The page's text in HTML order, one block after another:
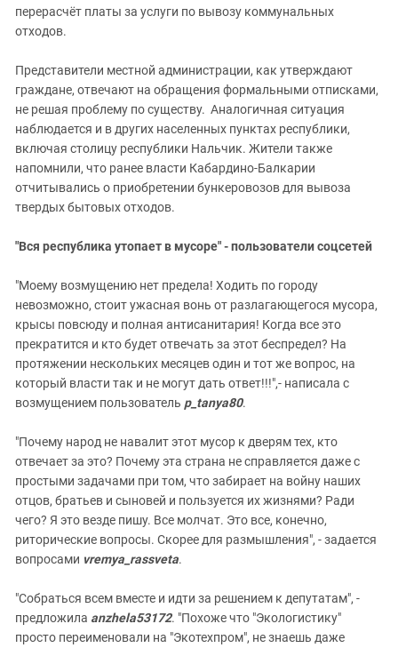
перерасчёт платы за услуги по вывозу коммунальных
отходов.
Представители местной администрации, как утверждают
граждане, отвечают на обращения формальными отписками,
не решая проблему по существу. Аналогичная ситуация
наблюдается и в других населенных пунктах республики,
включая столицу республики Нальчик. Жители также
напомнили, что ранее власти Кабардино-Балкарии
отчитывались о приобретении бункеровозов для вывоза
твердых бытовых отходов.
"Вся республика утопает в мусоре" - пользователи соцсетей
"Моему возмущению нет предела! Ходить по городу
невозможно, стоит ужасная вонь от разлагающегося мусора,
крысы повсюду и полная антисанитария! Когда все это
прекратится и кто будет отвечать за этот беспредел? На
протяжении нескольких месяцев один и тот же вопрос, на
который власти так и не могут дать ответ!!!",- написала с
возмущением пользователь p_tanya80.
"Почему народ не навалит этот мусор к дверям тех, кто
отвечает за это? Почему эта страна не справляется даже с
простыми задачами при том, что забирает на войну наших
отцов, братьев и сыновей и пользуется их жизнями? Ради
чего? Я это везде пишу. Все молчат. Это все, конечно,
риторические вопросы. Скорее для размышления", - задается
вопросами vremya_rassveta.
"Собраться всем вместе и идти за решением к депутатам", -
предложила anzhela53172. "Похоже что "Экологистику"
просто переименовали на "Экотехпром", не знаешь даже